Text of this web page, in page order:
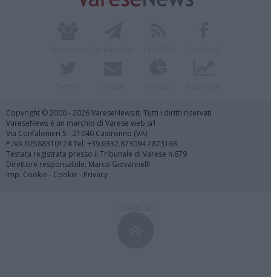
Copyright © 2000 - 2026 VareseNews.it. Tutti i diritti riservati
VareseNews è un marchio di Varese web srl
Via Confalonieri 5 - 21040 Castronno (VA)
P.IVA 02588310124 Tel. +39.0332.873094 / 873168
Testata registrata presso il Tribunale di Varese n.679
Direttore responsabile: Marco Giovannelli
Imp. Cookie - Cookie - Privacy